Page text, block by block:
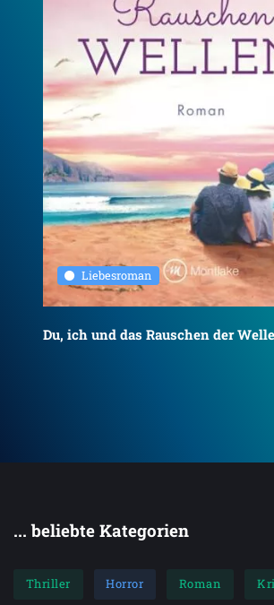
Liebesroman
Du, ich und das Rauschen der
... beliebte Kategorien
Thriller Horror Roman